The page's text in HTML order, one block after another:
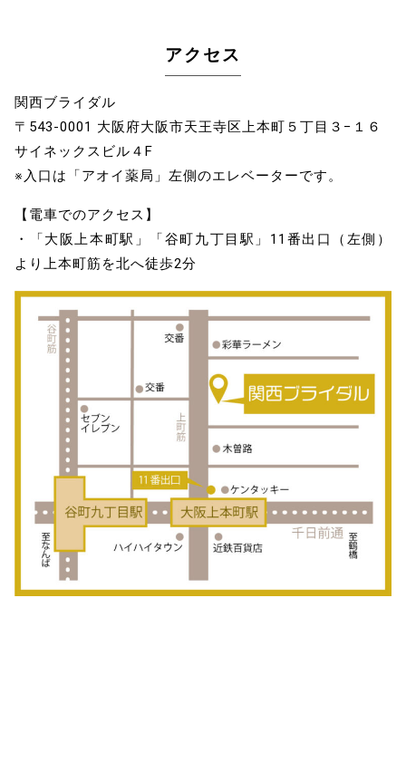
アクセス
関西ブライダル
〒543-0001 大阪府大阪市天王寺区上本町５丁目３−１６
サイネックスビル４F
※入口は「アオイ薬局」左側のエレベーターです。
【電車でのアクセス】
・「大阪上本町駅」「谷町九丁目駅」11番出口（左側）
より上本町筋を北へ徒歩2分